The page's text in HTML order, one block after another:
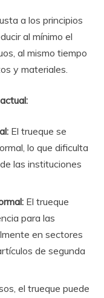
a los principios
al mínimo el
al mismo tiempo
y materiales.
El trueque se
lo que dificulta
las instituciones
El trueque
para las
en sectores
de segunda
el trueque puede